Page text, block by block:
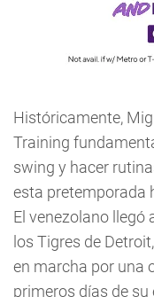
Históricamente,
Training
swing y hacer
esta pretemporada
El venezolano llegó
los Tigres de
en marcha por una
primeros días de